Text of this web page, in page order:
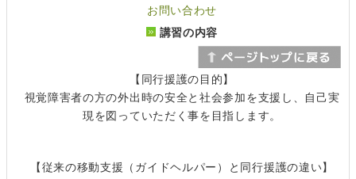
お問い合わせ
講習の内容
【同行援護の目的】
視覚障害者の方の外出時の安全と社会参加を支援し、自己実
現を図っていただく事を目指します。
【従来の移動支援（ガイドヘルパー）と同行援護の違い】